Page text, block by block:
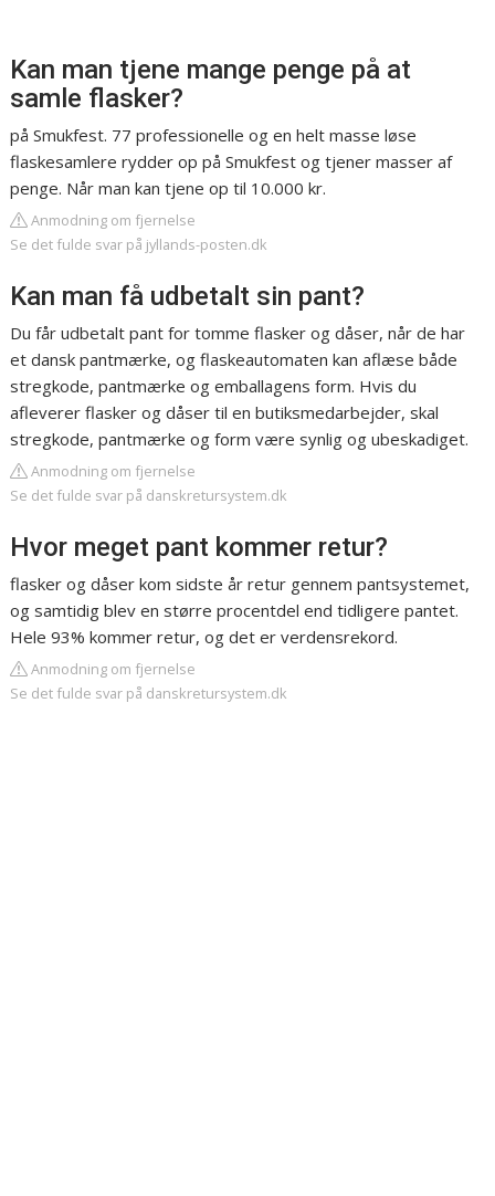
Kan man tjene mange penge på at
samle flasker?
på Smukfest. 77 professionelle og en helt masse løse
flaskesamlere rydder op på Smukfest og tjener masser af
penge. Når man kan tjene op til 10.000 kr.
Anmodning om fjernelse
Se det fulde svar på jyllands-posten.dk
Kan man få udbetalt sin pant?
Du får udbetalt pant for tomme flasker og dåser, når de har
et dansk pantmærke, og flaskeautomaten kan aflæse både
stregkode, pantmærke og emballagens form. Hvis du
afleverer flasker og dåser til en butiksmedarbejder, skal
stregkode, pantmærke og form være synlig og ubeskadiget.
Anmodning om fjernelse
Se det fulde svar på danskretursystem.dk
Hvor meget pant kommer retur?
flasker og dåser kom sidste år retur gennem pantsystemet,
og samtidig blev en større procentdel end tidligere pantet.
Hele 93% kommer retur, og det er verdensrekord.
Anmodning om fjernelse
Se det fulde svar på danskretursystem.dk